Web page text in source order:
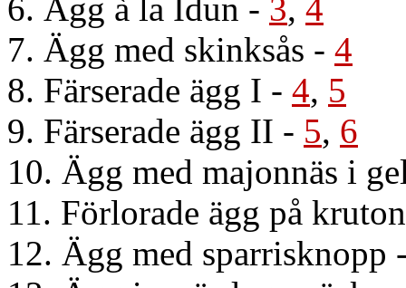
6. Ägg à la Idun - 3, 4
7. Ägg med skinksås - 4
8. Färserade ägg I - 4, 5
9. Färserade ägg II - 5, 6
10. Ägg med majonnäs i
11. Förlorade ägg på
12. Ägg med sparrisknopp